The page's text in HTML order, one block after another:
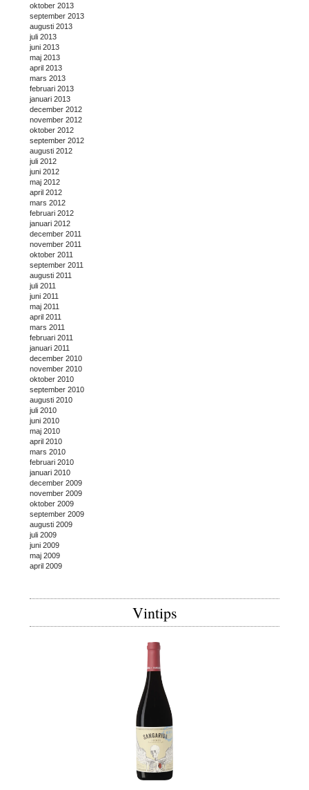
oktober 2013
september 2013
augusti 2013
juli 2013
juni 2013
maj 2013
april 2013
mars 2013
februari 2013
januari 2013
december 2012
november 2012
oktober 2012
september 2012
augusti 2012
juli 2012
juni 2012
maj 2012
april 2012
mars 2012
februari 2012
januari 2012
december 2011
november 2011
oktober 2011
september 2011
augusti 2011
juli 2011
juni 2011
maj 2011
april 2011
mars 2011
februari 2011
januari 2011
december 2010
november 2010
oktober 2010
september 2010
augusti 2010
juli 2010
juni 2010
maj 2010
april 2010
mars 2010
februari 2010
januari 2010
december 2009
november 2009
oktober 2009
september 2009
augusti 2009
juli 2009
juni 2009
maj 2009
april 2009
Vintips